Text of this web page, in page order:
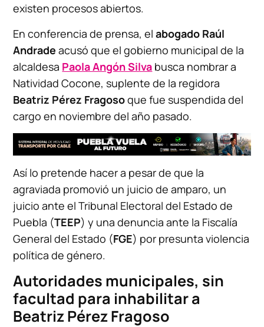
existen procesos abiertos.
En conferencia de prensa, elabogado Raúl
Andradeacusó que el gobierno municipal de la
alcaldesa Paola Angón Silva busca nombrar a
Natividad Cocone, suplente de la regidora
Beatriz Pérez Fragosoque fue suspendida del
cargo en noviembre del año pasado.
Así lo pretende hacer a pesar de que la
agraviada promovió un juicio de amparo, un
juicio ante el Tribunal Electoral del Estado de
Puebla (TEEP) y una denuncia ante la Fiscalía
General del Estado (FGE) por presunta violencia
política de género.
Autoridades municipales, sin
facultad para inhabilitar a
Beatriz Pérez Fragoso